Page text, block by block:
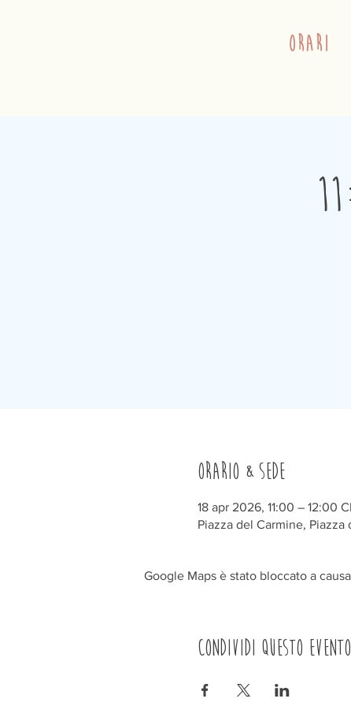
orari
Orario & Sede
18 apr 2026, 11:00 – 12:00
Piazza del Carmine,
Google Maps è stato bloccato a
Condividi questo evento